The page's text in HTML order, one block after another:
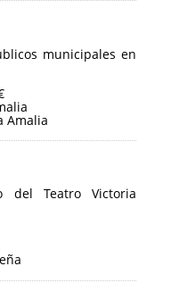
municipales en
Amalia
del Teatro Victoria